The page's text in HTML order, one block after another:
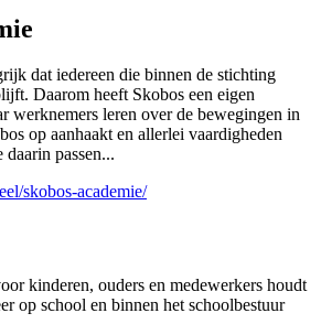
dat iedereen die binnen de stichting
Daarom heeft Skobos een eigen
werknemers leren over de bewegingen in
op aanhaakt en allerlei vaardigheden
passen...
skobos-academie/
kinderen, ouders en medewerkers houdt
op school en binnen het schoolbestuur